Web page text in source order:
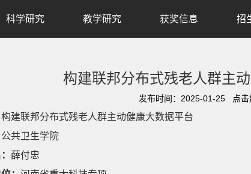
科学研究 教学研究 获奖信息 招
构建联邦分布式残老人群主
发布时间：2025-01-25 点击
构建联邦分布式残老人群主动健康大数据平台
公共卫生学院
薛付忠